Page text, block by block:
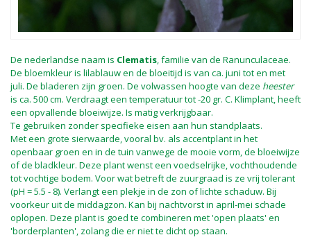
De nederlandse naam is Clematis, familie van de Ranunculaceae.
De bloemkleur is lilablauw en de bloeitijd is van ca. juni tot en met
juli. De bladeren zijn groen. De volwassen hoogte van deze heester
is ca. 500 cm. Verdraagt een temperatuur tot -20 gr. C. Klimplant, heeft
een opvallende bloeiwijze. Is matig verkrijgbaar.
Te gebruiken zonder specifieke eisen aan hun standplaats.
Met een grote sierwaarde, vooral bv. als accentplant in het
openbaar groen en in de tuin vanwege de mooie vorm, de bloeiwijze
of de bladkleur. Deze plant wenst een voedselrijke, vochthoudende
tot vochtige bodem. Voor wat betreft de zuurgraad is ze vrij tolerant
(pH = 5.5 - 8). Verlangt een plekje in de zon of lichte schaduw. Bij
voorkeur uit de middagzon. Kan bij nachtvorst in april-mei schade
oplopen. Deze plant is goed te combineren met 'open plaats' en
'borderplanten', zolang die er niet te dicht op staan.